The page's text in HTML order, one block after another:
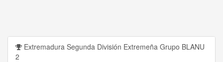
Extremadura Segunda División Extremeña Grupo BLANU
2